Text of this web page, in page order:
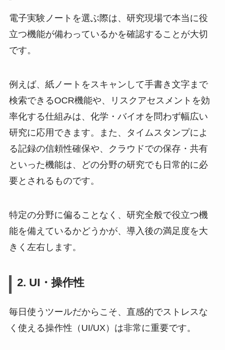
電子実験ノートを選ぶ際は、研究現場で本当に役
立つ機能が備わっているかを確認することが大切
です。
例えば、紙ノートをスキャンして手書き文字まで
検索できるOCR機能や、リスクアセスメントを効
率化する仕組みは、化学・バイオを問わず幅広い
研究に応用できます。また、タイムスタンプによ
る記録の信頼性確保や、クラウドでの保存・共有
といった機能は、どの分野の研究でも日常的に必
要とされるものです。
特定の分野に偏ることなく、研究全般で役立つ機
能を備えているかどうかが、導入後の満足度を大
きく左右します。
2. UI・操作性
毎日使うツールだからこそ、直感的でストレスな
く使える操作性（UI/UX）は非常に重要です。